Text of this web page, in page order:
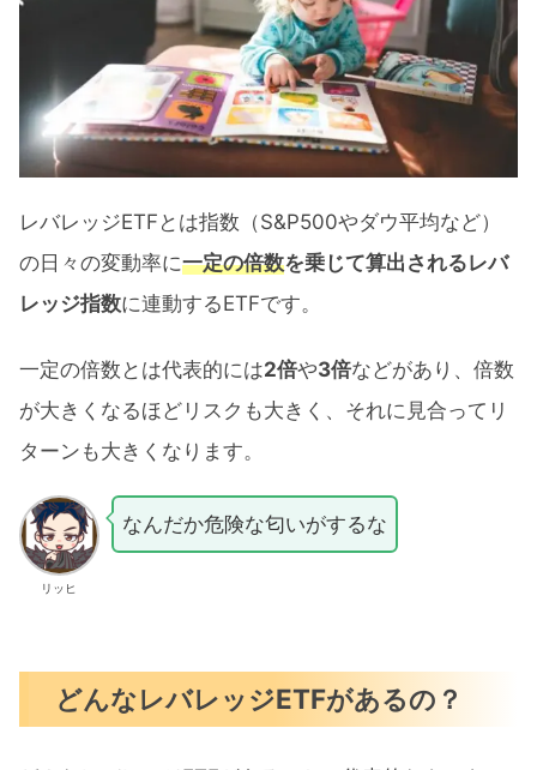
レバレッジETFとは指数（S&P500やダウ平均など）
の日々の変動率に一定の倍数を乗じて算出されるレバ
レッジ指数に連動するETFです。
一定の倍数とは代表的には2倍や3倍などがあり、倍数
が大きくなるほどリスクも大きく、それに見合ってリ
ターンも大きくなります。
リッヒ
なんだか危険な匂いがするな
どんなレバレッジETFがあるの？